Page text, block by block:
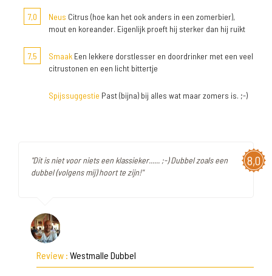
7,0 Neus Citrus (hoe kan het ook anders in een zomerbier),
mout en koreander. Eigenlijk proeft hij sterker dan hij ruikt
7,5 Smaak Een lekkere dorstlesser en doordrinker met een veel
citrustonen en een licht bittertje
Spijssuggestie Past (bijna) bij alles wat maar zomers is. ;-)
8,0
"Dit is niet voor niets een klassieker...... ;-) Dubbel zoals een
dubbel (volgens mij) hoort te zijn!"
Review : Westmalle Dubbel